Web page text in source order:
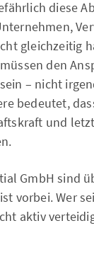
diese
gleichzeitig
den
– nicht
bedeutet,
und
GmbH sind
vorbei. Wer
aktiv